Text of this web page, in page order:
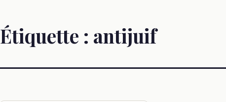
Étiquette : antijuif